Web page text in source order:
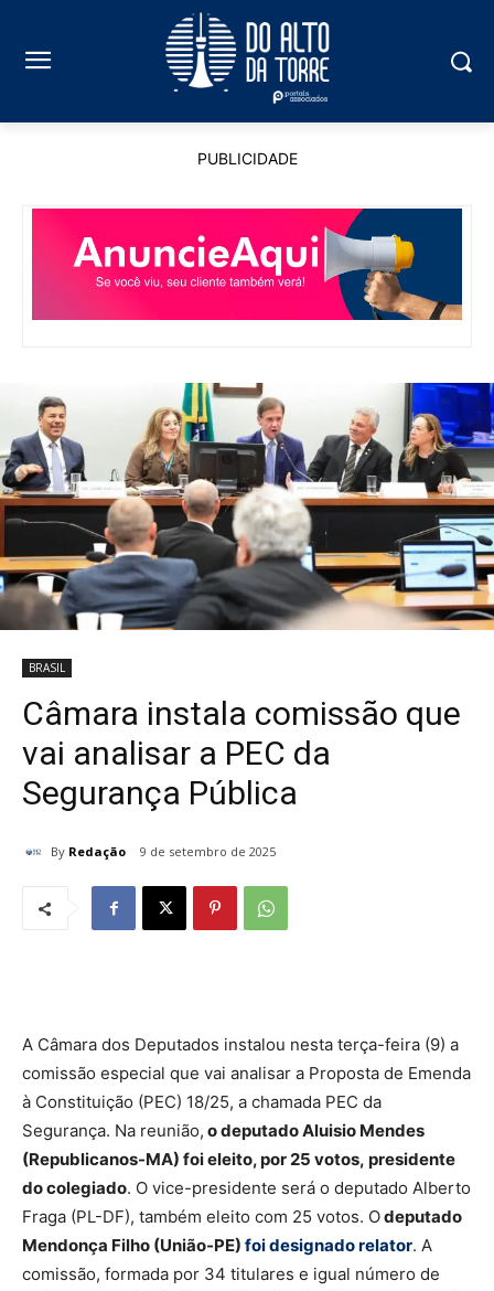
PUBLICIDADE
BRASIL
Câmara instala comissão que
vai analisar a PEC da
Segurança Pública
By Redação 9 de setembro de 2025
A Câmara dos Deputados instalou nesta terça-feira (9) a
comissão especial que vai analisar a Proposta de Emenda
à Constituição (PEC) 18/25, a chamada PEC da
Segurança. Na reunião, o deputado Aluisio Mendes
(Republicanos-MA) foi eleito, por 25 votos, presidente
do colegiado. O vice-presidente será o deputado Alberto
Fraga (PL-DF), também eleito com 25 votos. Odeputado
Mendonça Filho (União-PE) foi designado relator. A
comissão, formada por 34 titulares e igual número de